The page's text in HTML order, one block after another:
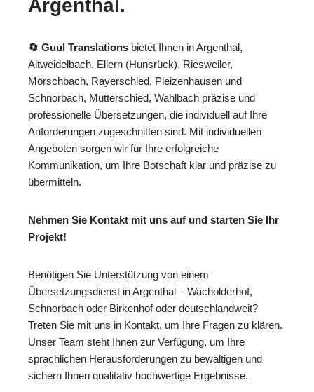
Argenthal.
🔄 Guul Translations bietet Ihnen in Argenthal,
Altweidelbach, Ellern (Hunsrück), Riesweiler,
Mörschbach, Rayerschied, Pleizenhausen und
Schnorbach, Mutterschied, Wahlbach präzise und
professionelle Übersetzungen, die individuell auf Ihre
Anforderungen zugeschnitten sind. Mit individuellen
Angeboten sorgen wir für Ihre erfolgreiche
Kommunikation, um Ihre Botschaft klar und präzise zu
übermitteln.
Nehmen Sie Kontakt mit uns auf und starten Sie Ihr
Projekt!
Benötigen Sie Unterstützung von einem
Übersetzungsdienst in Argenthal – Wacholderhof,
Schnorbach oder Birkenhof oder deutschlandweit?
Treten Sie mit uns in Kontakt, um Ihre Fragen zu klären.
Unser Team steht Ihnen zur Verfügung, um Ihre
sprachlichen Herausforderungen zu bewältigen und
sichern Ihnen qualitativ hochwertige Ergebnisse.